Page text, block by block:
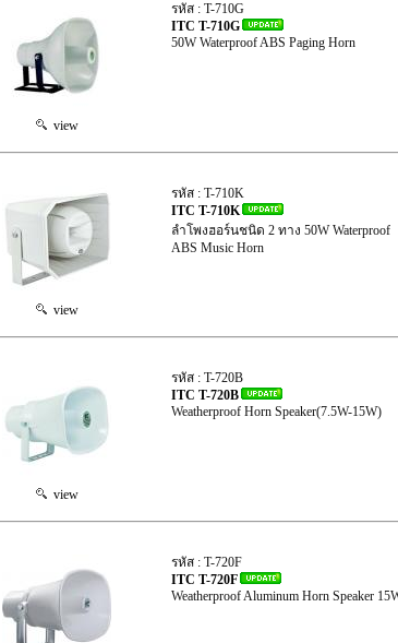
view
รหัส : T-710G
ITC T-710G
50W Waterproof ABS Paging Horn
view
รหัส : T-710K
ITC T-710K
ลำโพงฮอร์นชนิด 2 ทาง 50W Waterproof
ABS Music Horn
view
รหัส : T-720B
ITC T-720B
Weatherproof Horn Speaker(7.5W-15W)
รหัส : T-720F
ITC T-720F
Weatherproof Aluminum Horn Speaker